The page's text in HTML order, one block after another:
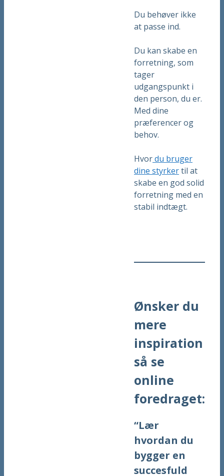
Du behøver ikke
at passe ind.
Du kan skabe en
forretning, som
tager
udgangspunkt i
den person, du er.
Med dine
præferencer og
behov.
Hvordu bruger
dine styrkertil at
skabe en god solid
forretning med en
stabil indtægt.
Ønsker du
mere
inspiration
så se
online
foredraget:
“Lær
hvordan du
bygger en
succesfuld